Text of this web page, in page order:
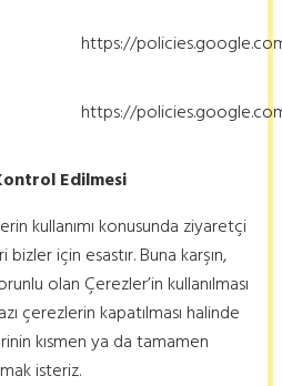
https://
https://
Edilmesi
kullanımı konusunda ziyaretçi
bizler için esastır. Buna karşın,
olan Çerezler’in kullanılması
çerezlerin kapatılması halinde
kısmen ya da tamamen
isteriz.